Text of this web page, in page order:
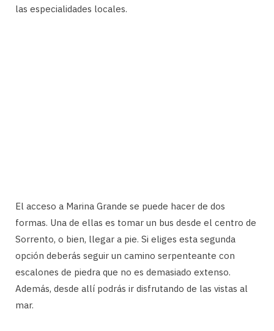
las especialidades locales.
El acceso a Marina Grande se puede hacer de dos
formas. Una de ellas es tomar un bus desde el centro de
Sorrento, o bien, llegar a pie. Si eliges esta segunda
opción deberás seguir un camino serpenteante con
escalones de piedra que no es demasiado extenso.
Además, desde allí podrás ir disfrutando de las vistas al
mar.